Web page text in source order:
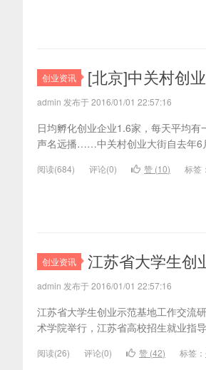
创业资讯 [北京]中关村创
admin 发布于 2016/01/01 22:57:16
日均孵化创业企业1.6家，每天平均
声名远播……中关村创业大街自去年6
阅读(684) 评论(0) 赞 (10) 标签：
创业资讯 江苏省大学生创
admin 发布于 2016/01/01 22:57:16
江苏省大学生创业示范基地工作交流
术学院举行，江苏省高校招生就业指
阅读(26) 评论(0) 赞 (42) 标签：